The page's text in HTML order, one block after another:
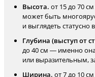
Высота. от 15 до 70
может быть
и выглядеть
Глубина (выступ от
до 40 см — именно
или выразительным,
Ширина. от 7 до 10